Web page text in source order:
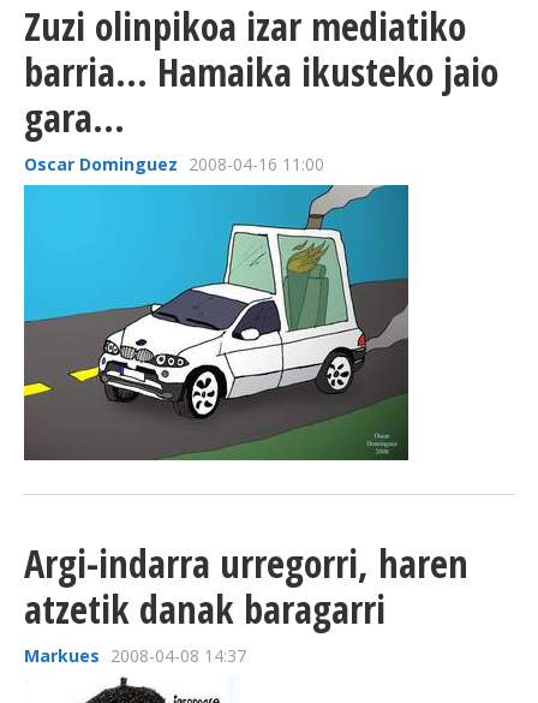
Zuzi olinpikoa izar mediatiko
barria... Hamaika ikusteko jaio
gara...
Oscar Dominguez 2008-04-16 11:00
Argi-indarra urregorri, haren
atzetik danak baragarri
Markues 2008-04-08 14:37